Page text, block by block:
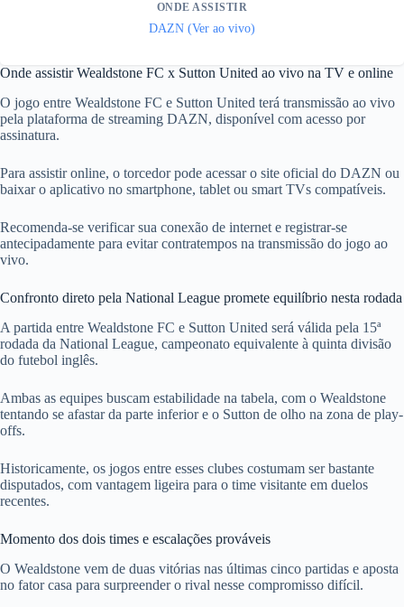
ONDE ASSISTIR
DAZN (Ver ao vivo)
Onde assistir Wealdstone FC x Sutton United ao vivo na TV e online
O jogo entre Wealdstone FC e Sutton United terá transmissão ao vivo
pela plataforma de streaming DAZN, disponível com acesso por
assinatura.
Para assistir online, o torcedor pode acessar o site oficial do DAZN ou
baixar o aplicativo no smartphone, tablet ou smart TVs compatíveis.
Recomenda-se verificar sua conexão de internet e registrar-se
antecipadamente para evitar contratempos na transmissão do jogo ao
vivo.
Confronto direto pela National League promete equilíbrio nesta rodada
A partida entre Wealdstone FC e Sutton United será válida pela 15ª
rodada da National League, campeonato equivalente à quinta divisão
do futebol inglês.
Ambas as equipes buscam estabilidade na tabela, com o Wealdstone
tentando se afastar da parte inferior e o Sutton de olho na zona de play-
offs.
Historicamente, os jogos entre esses clubes costumam ser bastante
disputados, com vantagem ligeira para o time visitante em duelos
recentes.
Momento dos dois times e escalações prováveis
O Wealdstone vem de duas vitórias nas últimas cinco partidas e aposta
no fator casa para surpreender o rival nesse compromisso difícil.